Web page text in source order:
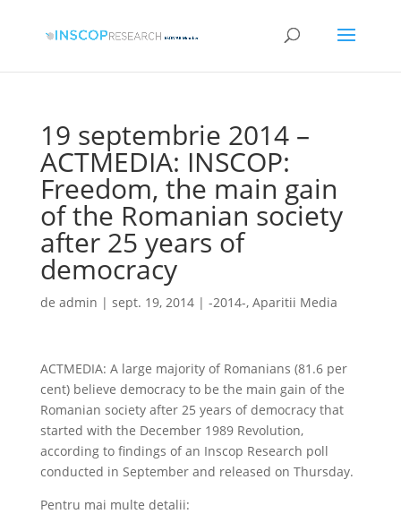
19 septembrie 2014 –
ACTMEDIA: INSCOP:
Freedom, the main gain
of the Romanian society
after 25 years of
democracy
de admin | sept. 19, 2014| -2014-, Aparitii Media
ACTMEDIA: A large majority of Romanians (81.6 per
cent) believe democracy to be the main gain of the
Romanian society after 25 years of democracy that
started with the December 1989 Revolution,
according to findings of an Inscop Research poll
conducted in September and released on Thursday.
Pentru mai multe detalii: